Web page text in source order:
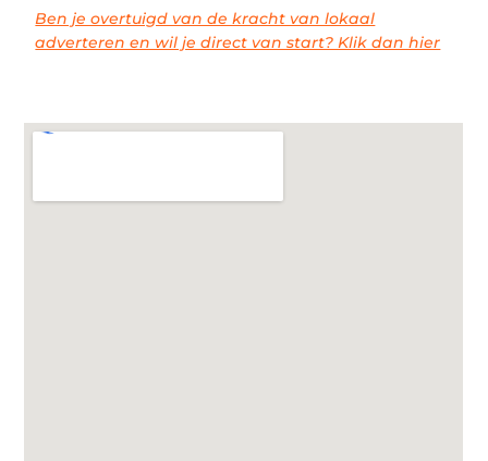
Ben je overtuigd van de kracht van lokaal
adverteren en wil je direct van start? Klik dan hier